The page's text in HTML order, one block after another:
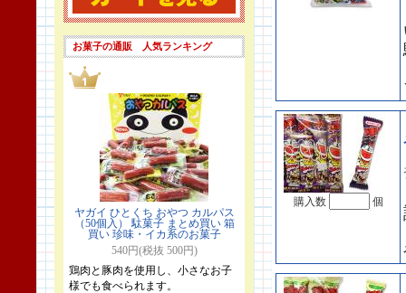
お菓子の通販 人気ランキング
ヤガイ ひとくち おやつ カルパス
（50個入） 駄菓子 まとめ買い 箱
買い 珍味・イカ系のお菓子
540円(税抜 500円)
鶏肉と豚肉を使用し、小さなお子
様でも食べられます。
購入数 個